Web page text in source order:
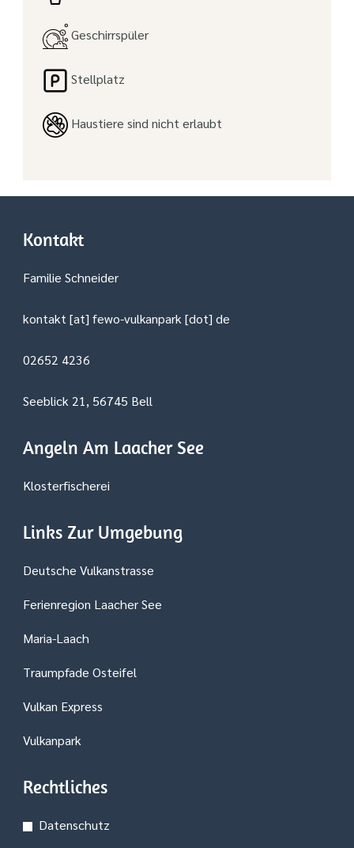
Geschirrspüler
Stellplatz
Haustiere sind nicht erlaubt
Kontakt
Familie Schneider
kontakt [at] fewo-vulkanpark [dot] de
02652 4236
Seeblick 21, 56745 Bell
Angeln Am Laacher See
Klosterfischerei
Links Zur Umgebung
Deutsche Vulkanstrasse
Ferienregion Laacher See
Maria-Laach
Traumpfade Osteifel
Vulkan Express
Vulkanpark
Rechtliches
Datenschutz